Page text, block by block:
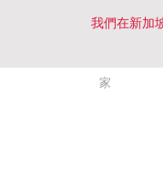
家
我們在新加